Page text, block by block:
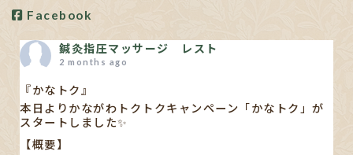
Facebook
鍼灸指圧マッサージ レスト
2 months ago
『かなトク』
本日よりかながわトクトクキャンペーン「かなトク」が
スタートしました✨
【概要】